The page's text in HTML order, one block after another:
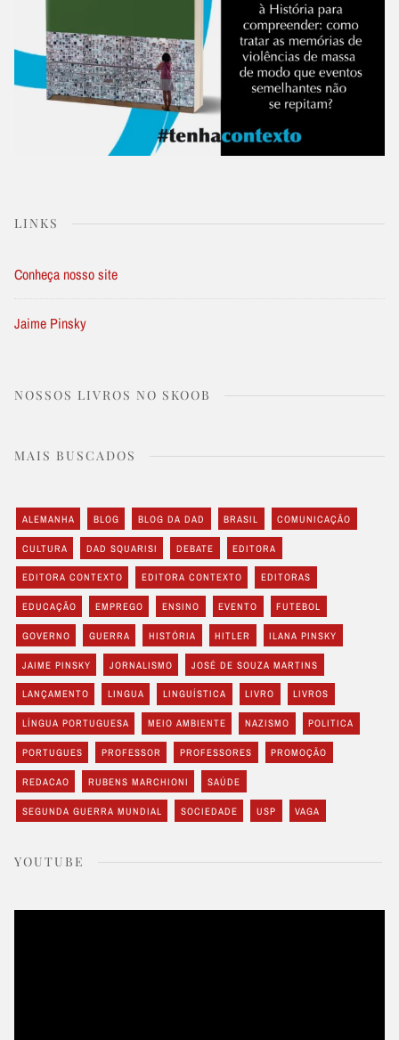
LINKS
Conheça nosso site
Jaime Pinsky
NOSSOS LIVROS NO SKOOB
MAIS BUSCADOS
ALEMANHA BLOG BLOG DA DAD BRASIL COMUNICAÇÃO
CULTURA DAD SQUARISI DEBATE EDITORA
EDITORA CONTEXTO EDITORA CONTEXTO EDITORAS
EDUCAÇÃO EMPREGO ENSINO EVENTO FUTEBOL
GOVERNO GUERRA HISTÓRIA HITLER ILANA PINSKY
JAIME PINSKY JORNALISMO JOSÉ DE SOUZA MARTINS
LANÇAMENTO LINGUA LINGUÍSTICA LIVRO LIVROS
LÍNGUA PORTUGUESA MEIO AMBIENTE NAZISMO POLITICA
PORTUGUES PROFESSOR PROFESSORES PROMOÇÃO
REDACAO RUBENS MARCHIONI SAÚDE
SEGUNDA GUERRA MUNDIAL SOCIEDADE USP VAGA
YOUTUBE